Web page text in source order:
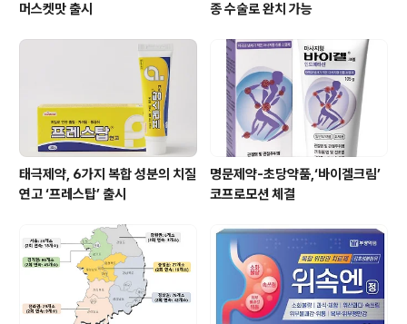
머스켓맛 출시
종 수술로 완치 가능
태극제약, 6가지 복합 성분의 치질
연고 ‘프레스탑’ 출시
명문제약-초당약품,‘바이겔크림’
코프로모션 체결